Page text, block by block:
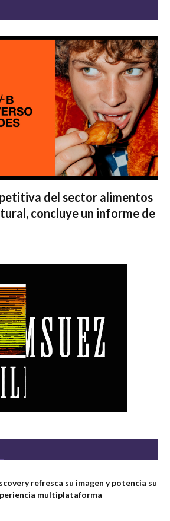
del sector alimentos
concluye un informe de
refresca su imagen y potencia su
multiplataforma